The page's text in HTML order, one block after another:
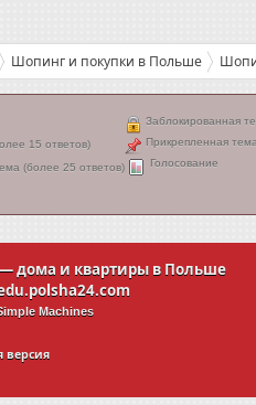
Шопинг и покупки в Польше
15 ответов)
(более 25 ответов)
Заблокированная
Прикрепленная
Голосование
— дома и квартиры в Польше
Machines
версия